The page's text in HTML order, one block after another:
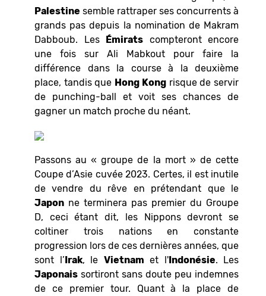
Palestine semble rattraper ses concurrents à
grands pas depuis la nomination de Makram
Dabboub. Les
Émirats compteront encore
une fois sur Ali Mabkout pour faire la
différence dans la course à la deuxième
place, tandis que Hong Kongrisque de servir
de punching-ball et voit ses chances de
gagner un match proche du néant.
Passons au « groupe de la mort » de cette
Coupe d’Asie cuvée 2023. Certes, il est inutile
de vendre du rêve en prétendant que le
Japon ne terminera pas premier du Groupe
D, ceci étant dit, les Nippons devront se
coltiner trois nations en constante
progression lors de ces dernières années, que
sont l’Irak, le Vietnam et l'Indonésie. Les
Japonais sortiront sans doute peu indemnes
de ce premier tour. Quant à la place de